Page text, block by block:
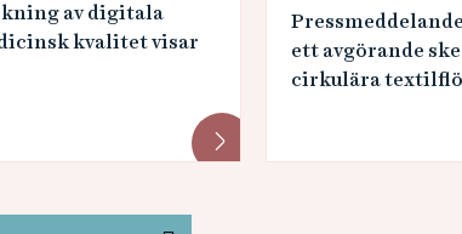
av digitala
kvalitet visar
ett avgörande
cirkulära